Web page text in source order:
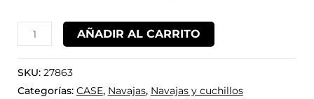
AÑADIR AL CARRITO
SKU: 27863
Categorías: CASE, Navajas, Navajas y cuchillos